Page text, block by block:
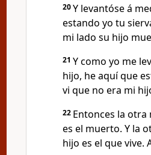
20Y levantóse á
estando yo tu
mi lado su hijo
21 Y como yo me
hijo, he aquí que
vi que no era mi
22 Entonces la otra
es el muerto. Y la
hijo es el que vive.